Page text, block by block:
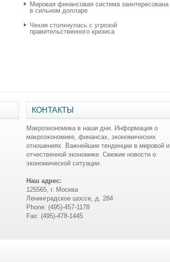
Мировая финансовая система заинтересована
в сильном долларе
Чехия столкнулась с угрозой
правительственного кризиса
КОНТАКТЫ
Макроэкономика в наши дни. Информация о
макроэкономике, финансах, экономических
отношениях. Важнейшие тенденции в мировой и
отчественной экономике. Свежие новости о
экономической ситуации.
Наш адрес:
125565, г. Москва
Ленинградское шоссе, д. 284
Phone: (495)-457-1178
Fax: (495)-478-1445